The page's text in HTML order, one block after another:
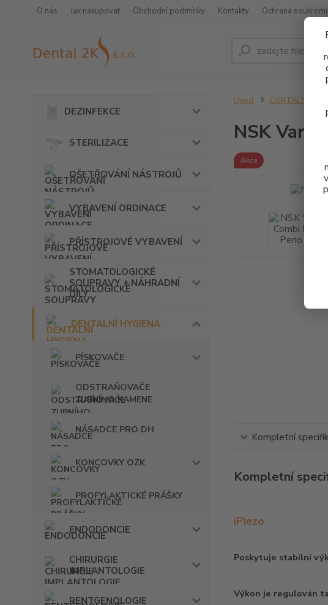
O nás Jak nakupovat Obchodní podmínky Kontakty Ochrana soukromí
DEZINFEKCE
STERILIZACE
OŠETŘOVÁNÍ NÁSTROJŮ
VYBAVENÍ ORDINACE
PŘÍSTROJOVÉ VYBAVENÍ
STOMATOLOGICKÉ
SOUPRAVY + NÁHRADNÍ
DÍLY
DENTALNÍ HYGIENA
PÍSKOVAČE
ODSTRAŇOVAČE
ZUBNÍHO KAMENE
NÁSADCE PRO DH
KONCOVKY OZK
PROFYLAKTICKÉ PRÁŠKY
ENDODONCIE
CHIRURGIE
IMPLANTOLOGIE
RENTGENOLOGIE
Úvod DENTALNÍ
NSK
Akce
Kompletní
Kompletní
iPiezo
Poskytuje stabilní
Výkon je regulován